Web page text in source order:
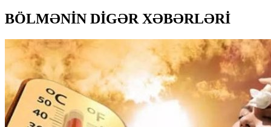
BÖLMƏNİN DİGƏR XƏBƏRLƏRİ